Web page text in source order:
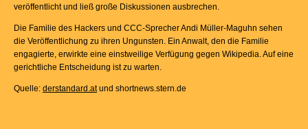
veröffentlicht und ließ große Diskussionen ausbrechen.
Die Familie des Hackers und CCC-Sprecher Andi Müller-Maguhn sehen
die Veröffentlichung zu ihren Ungunsten. Ein Anwalt, den die Familie
engagierte, erwirkte eine einstweilige Verfügung gegen Wikipedia. Auf eine
gerichtliche Entscheidung ist zu warten.
Quelle: derstandard.atund shortnews.stern.de